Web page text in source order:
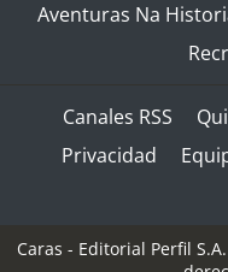
Aventuras Na
Canales RSS
Privacidad
Caras - Editorial Perfil S.A.